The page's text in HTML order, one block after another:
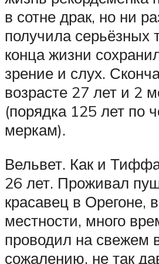
в сотне драк, но ни
получила серьёзных
конца жизни
зрение и слух.
возрасте 27 лет и 2
(порядка 125 лет по
меркам).
Вельвет. Как и
26 лет. Проживал
красавец в Орегоне,
местности, много
проводил на свежем
сожалению, не так